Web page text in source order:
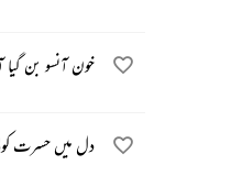
خون آنسو بن
دل میں حسرت